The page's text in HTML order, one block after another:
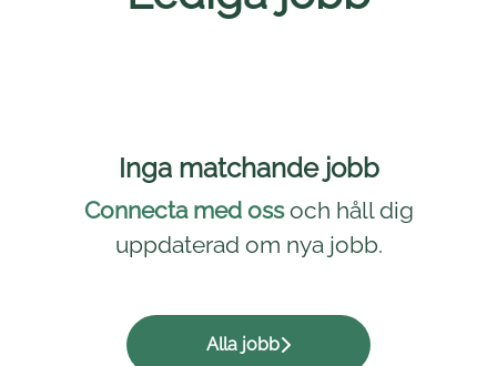
Inga matchande jobb
Connecta med ossoch håll dig
uppdaterad om nya jobb.
Alla jobb